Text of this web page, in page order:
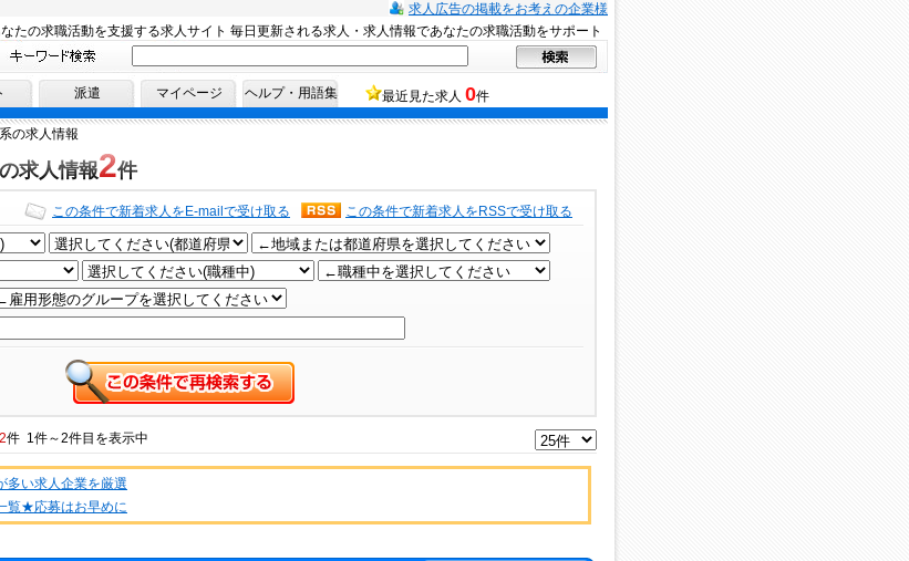
求人広告の掲載をお考えの企業様
たの求職活動を支援する求人サイト 毎日更新される求人・求人情報であなたの求職活動をサポート
派遣 マイページ ヘルプ・用語集 最近見た求人 0件
の求人情報
の求人情報2件
この条件で新着求人をRSSで受け取る
この条件で新着求人をE-mailで受け取る
2件 1件～2件目を表示中
い求人企業を厳選
覧★応募はお早めに